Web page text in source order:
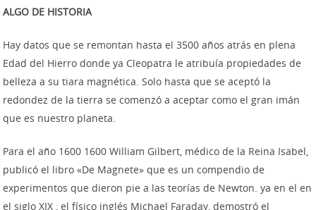
ALGO DE HISTORIA
Hay datos que se remontan hasta el 3500 años atrás en plena
Edad del Hierro donde ya Cleopatra le atribuía propiedades de
belleza a su tiara magnética. Solo hasta que se aceptó la
redondez de la tierra se comenzó a aceptar como el gran imán
que es nuestro planeta.
Para el año 1600 1600 William Gilbert, médico de la Reina Isabel,
publicó el libro «De Magnete» que es un compendio de
experimentos que dieron pie a las teorías de Newton. ya en el en
el siglo XIX , el físico inglés Michael Faraday, demostró el